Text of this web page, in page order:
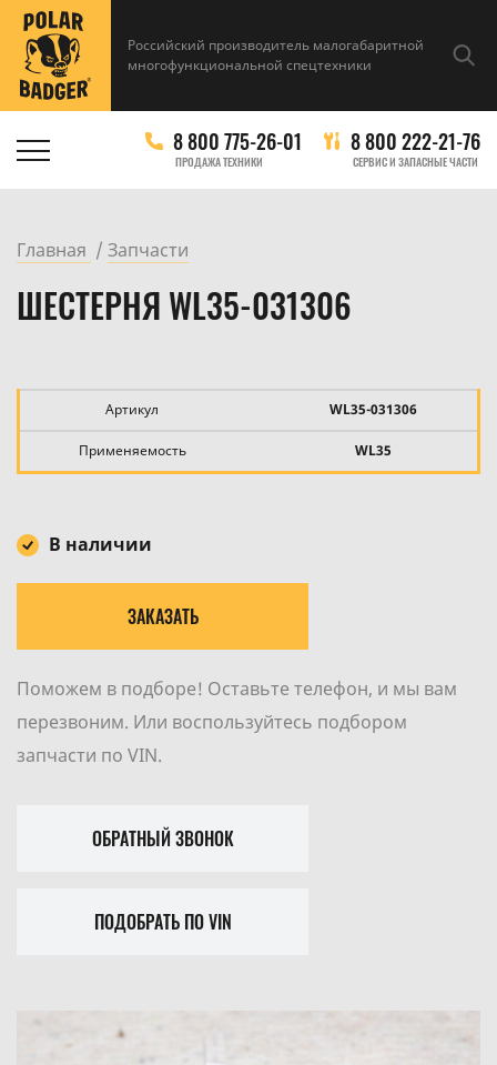
Российский производитель малогабаритной
многофункциональной спецтехники
8 800 775-26-01
ПРОДАЖА ТЕХНИКИ
8 800 222-21-76
СЕРВИС И ЗАПАСНЫЕ ЧАСТИ
Главная Запчасти
ШЕСТЕРНЯ WL35-031306
Артикул WL35-031306
Применяемость WL35
В наличии
ЗАКАЗАТЬ
Поможем в подборе! Оставьте телефон, и мы вам
перезвоним. Или воспользуйтесь подбором
запчасти по VIN.
ОБРАТНЫЙ ЗВОНОК
ПОДОБРАТЬ ПО VIN